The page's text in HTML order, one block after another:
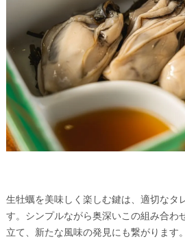
生牡蠣を美味しく楽しむ鍵は、適切なタ
す。シンプルながら奥深いこの組み合わ
立て、新たな風味の発見にも繋がります。